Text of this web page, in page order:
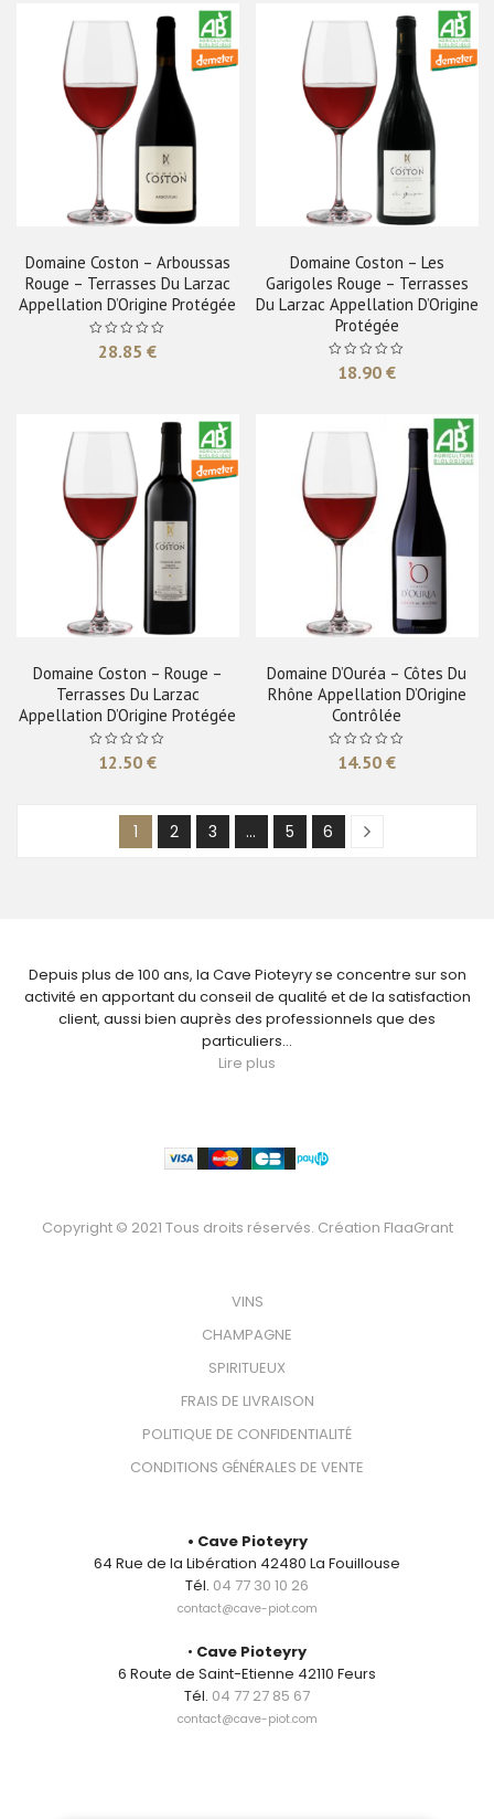
Domaine Coston – Arboussas
Rouge – Terrasses Du Larzac
Appellation D’Origine Protégée
28.85 €
Domaine Coston – Les
Garigoles Rouge – Terrasses
Du Larzac Appellation D’Origine
Protégée
18.90 €
Domaine Coston – Rouge –
Terrasses Du Larzac
Appellation D’Origine Protégée
12.50 €
Domaine D’Ouréa – Côtes Du
Rhône Appellation D’Origine
Contrôlée
14.50 €
1 2 3 … 5 6
Depuis plus de 100 ans, la Cave Pioteyry se concentre sur son
activité en apportant du conseil de qualité et de la satisfaction
client, aussi bien auprès des professionnels que des
particuliers...
Lire plus
Copyright © 2021 Tous droits réservés. Création FlaaGrant
VINS
CHAMPAGNE
SPIRITUEUX
FRAIS DE LIVRAISON
POLITIQUE DE CONFIDENTIALITÉ
CONDITIONS GÉNÉRALES DE VENTE
• Cave Pioteyry
64 Rue de la Libération 42480 La Fouillouse
Tél. 04 77 30 10 26
contact@cave-piot.com
• Cave Pioteyry
6 Route de Saint-Etienne 42110 Feurs
Tél. 04 77 27 85 67
contact@cave-piot.com